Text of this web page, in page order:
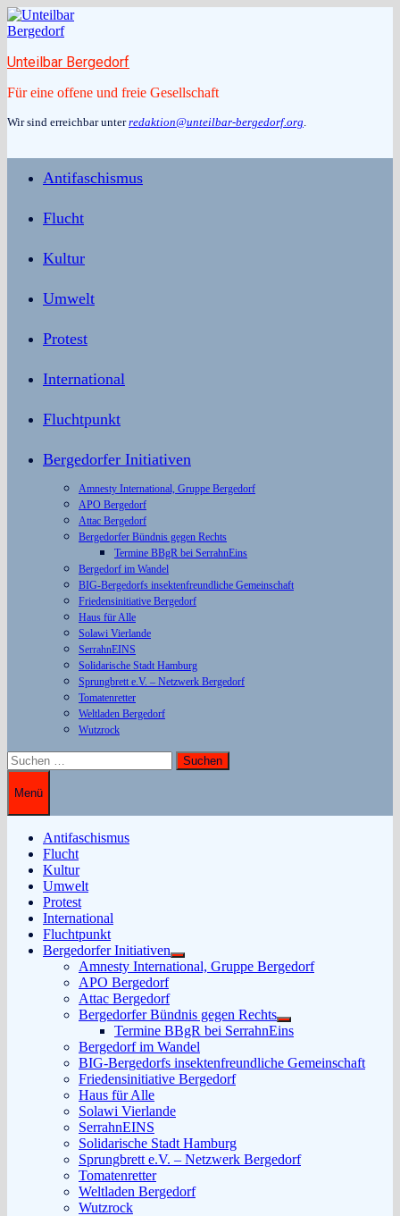
Zum
Inhalt
Unteilbar Bergedorf
Für eine offene und freie Gesellschaft
Wir sind erreichbar unterredaktion@unteilbar-bergedorf.org.
Antifaschismus
Flucht
Kultur
Umwelt
Protest
International
Fluchtpunkt
Bergedorfer Initiativen
Amnesty International, Gruppe Bergedorf
APO Bergedorf
Attac Bergedorf
Bergedorfer Bündnis gegen Rechts
Termine BBgR bei SerrahnEins
Bergedorf im Wandel
BIG-Bergedorfs insektenfreundliche Gemeinschaft
Friedensinitiative Bergedorf
Haus für Alle
Solawi Vierlande
SerrahnEINS
Solidarische Stadt Hamburg
Sprungbrett e.V. – Netzwerk Bergedorf
Tomatenretter
Weltladen Bergedorf
Wutzrock
Suchen
nach:
Menü
Antifaschismus
Flucht
Kultur
Umwelt
Protest
International
Fluchtpunkt
Bergedorfer Initiativen
Untermenü
anzeigen
Amnesty International, Gruppe Bergedorf
APO Bergedorf
Attac Bergedorf
Bergedorfer Bündnis gegen Rechts
Untermenü
anzeigen
Termine BBgR bei SerrahnEins
Bergedorf im Wandel
BIG-Bergedorfs insektenfreundliche Gemeinschaft
Friedensinitiative Bergedorf
Haus für Alle
Solawi Vierlande
SerrahnEINS
Solidarische Stadt Hamburg
Sprungbrett e.V. – Netzwerk Bergedorf
Tomatenretter
Weltladen Bergedorf
Wutzrock